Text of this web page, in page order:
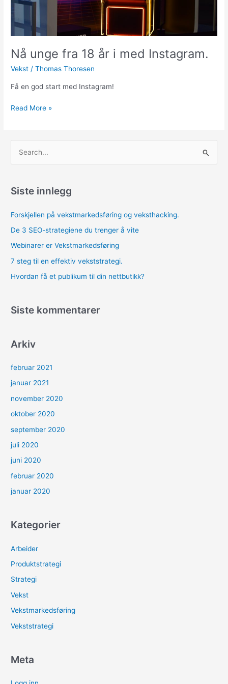
Nå unge fra 18 år i med Instagram.
Vekst /Thomas Thoresen
Få en god start med Instagram!
Nå
18
i
Instagram.
Read More »
e
t
e
r
Siste innlegg
Forskjellen på vekstmarkedsføring og veksthacking.
De 3 SEO-strategiene du trenger å vite
Webinarer er Vekstmarkedsføring
7 steg til en effektiv vekststrategi.
Hvordan få et publikum til din nettbutikk?
Siste kommentarer
Arkiv
februar 2021
januar 2021
november 2020
oktober 2020
september 2020
juli 2020
juni 2020
februar 2020
januar 2020
Kategorier
Arbeider
Produktstrategi
Strategi
Vekst
Vekstmarkedsføring
Vekststrategi
Meta